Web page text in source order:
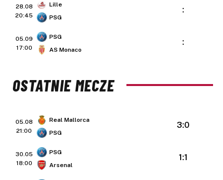
28.08
20:45
Lille
PSG
:
05.09
17:00
PSG
AS Monaco
:
OSTATNIE MECZE
05.08
21:00
Real Mallorca
PSG
3:0
30.05
18:00
PSG
Arsenal
1:1